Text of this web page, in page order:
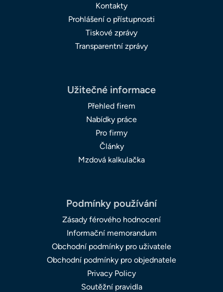
Kontakty
Prohlášení o přístupnosti
Tiskové zprávy
Transparentní zprávy
Užitečné informace
Přehled firem
Nabídky práce
Pro firmy
Články
Mzdová kalkulačka
Podmínky používání
Zásady férového hodnocení
Informační memorandum
Obchodní podmínky pro uživatele
Obchodní podmínky pro objednatele
Privacy Policy
Soutěžní pravidla